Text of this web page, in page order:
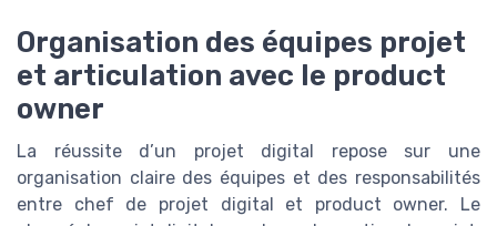
Organisation des équipes projet
et articulation avec le product
owner
La réussite d’un projet digital repose sur une
organisation claire des équipes et des responsabilités
entre chef de projet digital et product owner. Le